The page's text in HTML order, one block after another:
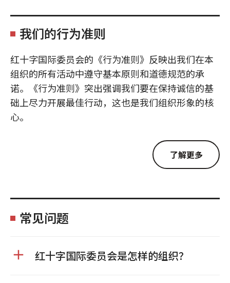
我们的行为准则
红十字国际委员会的《行为准则》反映出我们在本
组织的所有活动中遵守基本原则和道德规范的承
诺。《行为准则》突出强调我们要在保持诚信的基
础上尽力开展最佳行动，这也是我们组织形象的核
心。
了解更多
常见问题
红十字国际委员会是怎样的组织？